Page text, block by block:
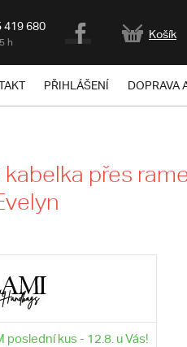
419 680
h
Košík
PŘIHLÁŠENÍ DOPRAVA
přes
poslední kus - 12.8. u Vás!